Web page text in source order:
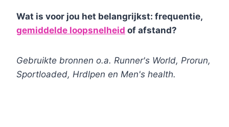
Wat is voor jou het belangrijkst: frequentie,
gemiddelde loopsnelheid of afstand?
Gebruikte bronnen o.a. Runner's World, Prorun,
Sportloaded, Hrdlpen en Men's health.